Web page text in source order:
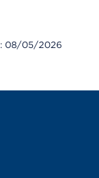
08/05/2026